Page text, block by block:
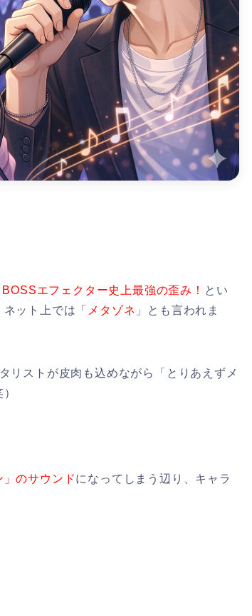
BOSSエフェクター史上最強の歪み！ とい
ット上では「
メタゾネ 」とも言われま
リストが皮肉も込めながら「とりあえずメ
のサウンドになってしまう辺り、キャラ